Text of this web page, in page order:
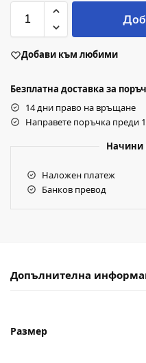
Добави към любими
Безплатна доставка за
14 дни право на връщане
Направете поръчка преди
Начини
Наложен платеж
Банков превод
Допълнителна
Размер